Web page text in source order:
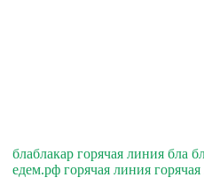
блаблакар горячая линия бла
едем.рф горячая линия